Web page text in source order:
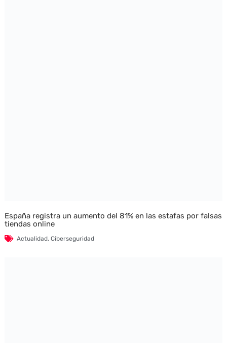
España registra un aumento del 81% en las estafas por falsas
tiendas online
Actualidad, Ciberseguridad